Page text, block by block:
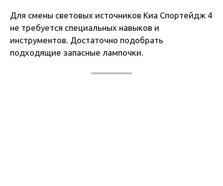
Для смены световых источников Киа Спортейдж 4
не требуется специальных навыков и
инструментов. Достаточно подобрать
подходящие запасные лампочки.